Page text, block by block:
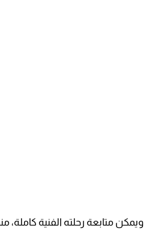
ويمكن متابعة رحلته الفنية كاملة،